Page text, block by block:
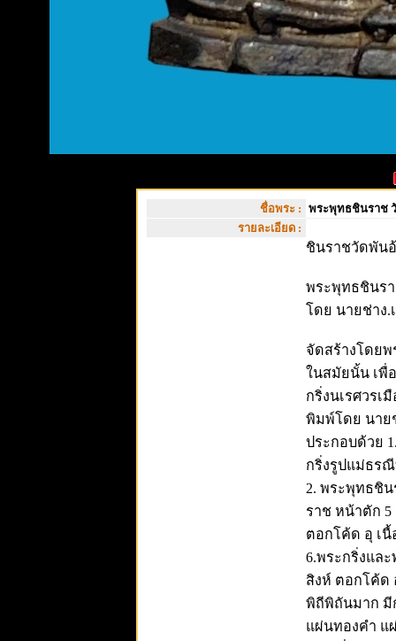
ชื่อพระ : พระพุทธชินราช
รายละเอียด :
ชินราชวัดพัน
พระพุทธชินรา
โดย นายช่าง.
จัดสร้างโดย
ในสมัยนั้น เพื่
กริ่งนเรศวรเ
พิมพ์โดย นาย
ประกอบด้วย
กริ่งรูปแม่ธรณี
2. พระพุทธชิ
ราช หน้าตัก 5
ตอกโค้ด อุ เนื้
6.พระกริ่งแล
สิงห์ ตอกโค้ด
พิถีพิถันมาก มี
แผ่นทองคำ แ